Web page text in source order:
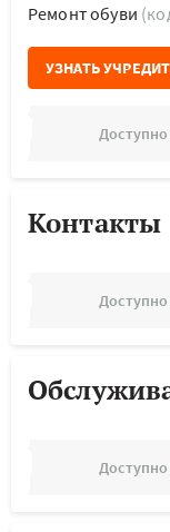
Ремонт обуви
УЗНАТЬ
Контакты